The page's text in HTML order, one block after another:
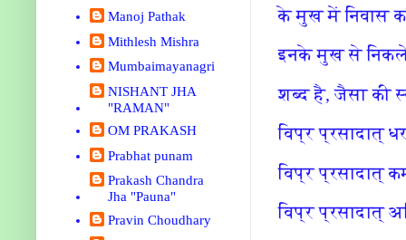
के मुख में निवास
इनके मुख से निकले
शब्द है, जैसा की
विप्र प्रसादात्
विप्र प्रसादात्
विप्र प्रसादात्
Manoj Pathak
Mithlesh Mishra
Mumbaimayanagri
NISHANT JHA
"RAMAN"
OM PRAKASH
Prabhat punam
Prakash Chandra
Jha "Pauna"
Pravin Choudhary